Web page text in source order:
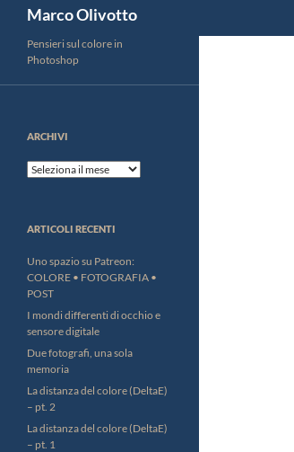
Marco Olivotto
Pensieri sul colore in
Photoshop
ARCHIVI
Archivi
ARTICOLI RECENTI
Uno spazio su Patreon:
COLORE • FOTOGRAFIA •
POST
I mondi differenti di occhio e
sensore digitale
Due fotografi, una sola
memoria
La distanza del colore (DeltaE)
– pt. 2
La distanza del colore (DeltaE)
– pt. 1